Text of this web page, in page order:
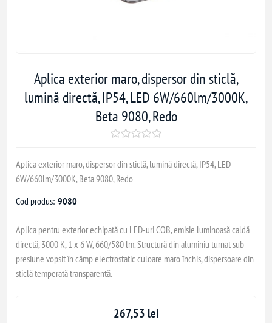
Aplica exterior maro, dispersor din sticlă,
lumină directă, IP54, LED 6W/660lm/3000K,
Beta 9080, Redo
Aplica exterior maro, dispersor din sticlă, lumină directă, IP54, LED
6W/660lm/3000K, Beta 9080, Redo
Cod produs: 9080
Aplica pentru exterior echipată cu LED-uri COB, emisie luminoasă caldă
directă, 3000 K, 1 x 6 W, 660/580 lm. Structură din aluminiu turnat sub
presiune vopsit în câmp electrostatic culoare maro închis, dispersoare din
sticlă temperată transparentă.
267,53 lei